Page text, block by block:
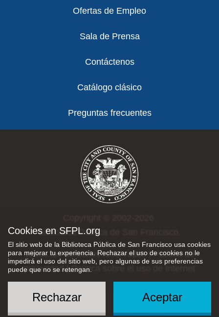
Cookies en SFPL.org
El sitio web de la Biblioteca Pública de San Francisco usa cookies
para mejorar tu experiencia. Rechazar el uso de cookies no le
impedirá el uso del sitio web, pero algunas de sus preferencias
puede que no se retengan.
Aceptar
Rechazar
Ofertas de Empleo
Sala de Prensa
Contáctenos
Catálogo clásico
Preguntas frecuentes
Biblioteca Pública de San Francisco.
Todos los derechos reservados |Política de
privacidad|Política sobre el uso de Internet
Social